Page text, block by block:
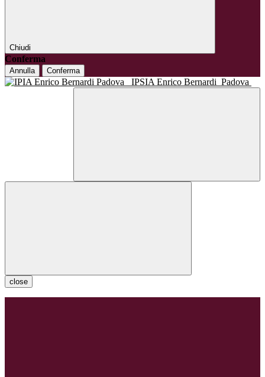
Chiudi
Conferma
Annulla Conferma
IPSIA Enrico Bernardi Padova
close